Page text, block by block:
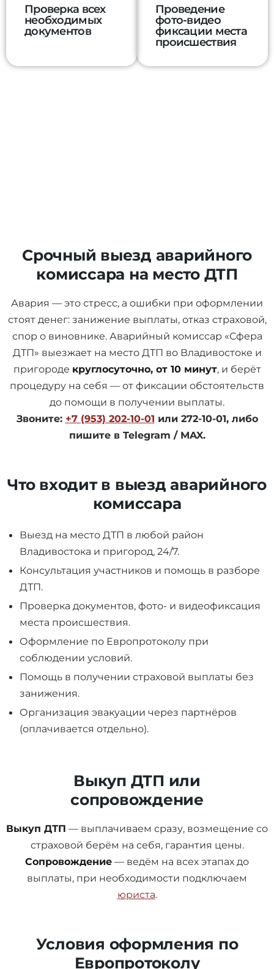
Проверка всех
необходимых
документов
Проведение
фото-видео
фиксации места
происшествия
Срочный выезд аварийного
комиссара на место ДТП
Авария — это стресс, а ошибки при оформлении
стоят денег: занижение выплаты, отказ страховой,
спор о виновнике. Аварийный комиссар «Сфера
ДТП» выезжает на место ДТП во Владивостоке и
пригороде круглосуточно, от 10 минут, и берёт
процедуру на себя — от фиксации обстоятельств
до помощи в получении выплаты.
Звоните: +7 (953) 202-10-01 или 272-10-01, либо
пишите в Telegram / MAX.
Что входит в выезд аварийного
комиссара
Выезд на место ДТП в любой район
Владивостока и пригород, 24/7.
Консультация участников и помощь в разборе
ДТП.
Проверка документов, фото- и видеофиксация
места происшествия.
Оформление по Европротоколу при
соблюдении условий.
Помощь в получении страховой выплаты без
занижения.
Организация эвакуации через партнёров
(оплачивается отдельно).
Выкуп ДТП или
сопровождение
Выкуп ДТП — выплачиваем сразу, возмещение со
страховой берём на себя, гарантия цены.
Сопровождение — ведём на всех этапах до
выплаты, при необходимости подключаем
юриста.
Условия оформления по
Европротоколу